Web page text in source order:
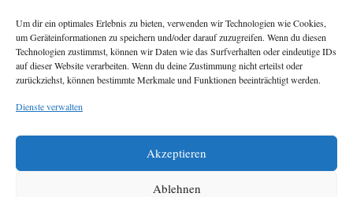
Um dir ein optimales Erlebnis zu bieten, verwenden wir Technologien wie Cookies,
um Geräteinformationen zu speichern und/oder darauf zuzugreifen. Wenn du diesen
Technologien zustimmst, können wir Daten wie das Surfverhalten oder eindeutige IDs
auf dieser Website verarbeiten. Wenn du deine Zustimmung nicht erteilst oder
zurückziehst, können bestimmte Merkmale und Funktionen beeinträchtigt werden.
Dienste verwalten
Akzeptieren
Ablehnen
Impressum
Michael Baden,
Diese Webseite stellt
zehn Jahre der